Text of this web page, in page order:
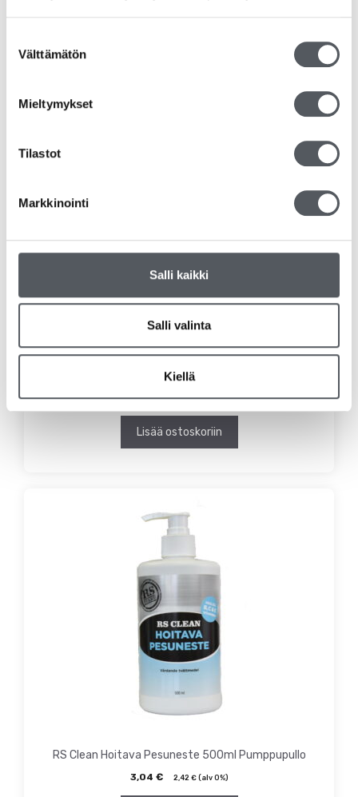
valinta
Välttämätön
Mieltymykset
Tilastot
Markkinointi
Salli kaikki
Salli valinta
Kiellä
LactoLine käsihuuhdegeeli 100ml
3,83€ 3,05€(alv 0%)
Lisää ostoskoriin
RS Clean Hoitava Pesuneste 500ml Pumppupullo
3,04 € 2,42 €(alv 0%)